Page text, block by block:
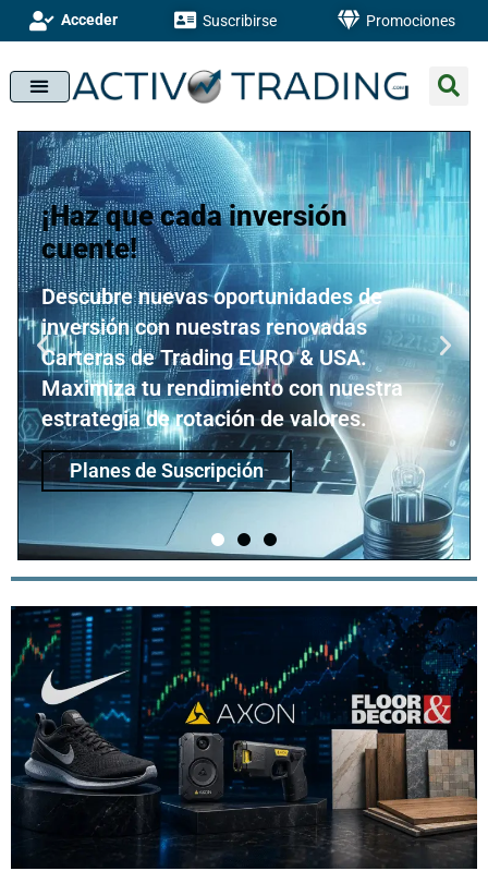
Acceder Suscribirse Promociones
¡Haz que cada inversión
cuente!
Descubre nuevas oportunidades de
inversión con nuestras renovadas
Carteras de Trading EURO & USA.
Maximiza tu rendimiento con nuestra
estrategia de rotación de valores.
Planes de Suscripción